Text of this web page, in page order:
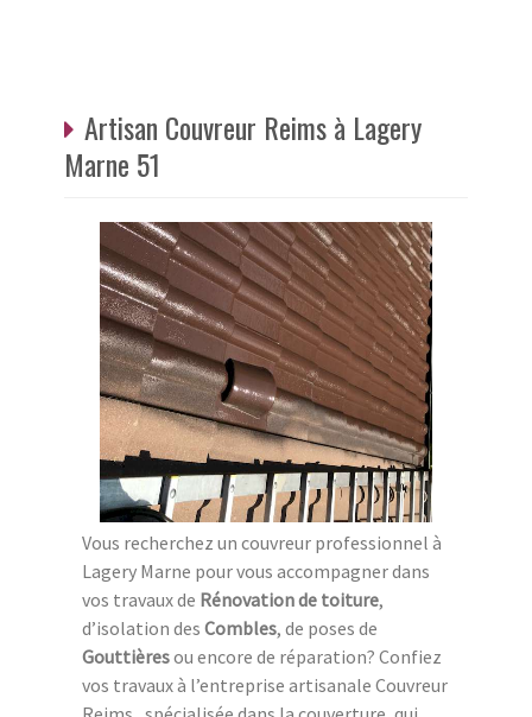
Artisan Couvreur Reims à Lagery
Marne 51
Vous recherchez un couvreur professionnel à
Lagery Marne pour vous accompagner dans
vos travaux de Rénovation de toiture,
d’isolation des Combles, de poses de
Gouttièresou encore de réparation? Confiez
vos travaux à l’entreprise artisanale Couvreur